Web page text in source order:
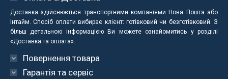
Доставка здійснюється транспортними компаніями Нова Пошта або
Інтайм. Спосіб оплати вибирає клієнт: готівковий чи безготівковий. З
більш детальною інформацією Ви можете ознайомитись у розділі
«Доставка та оплата».
Повернення товара
Гарантія та сервіс